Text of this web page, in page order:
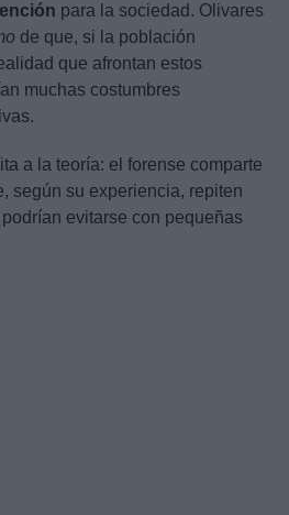
para la sociedad. Olivares
de que, si la población
que afrontan estos
muchas costumbres
a la teoría: el forense comparte
según su experiencia, repiten
evitarse con pequeñas